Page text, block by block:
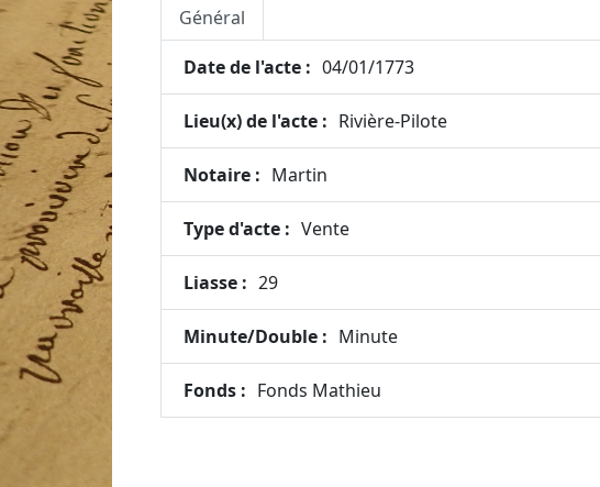
Général
Date de l'acte : 04/01/1773
Lieu(x) de l'acte : Rivière-Pilote
Notaire : Martin
Type d'acte : Vente
Liasse : 29
Minute/Double : Minute
Fonds : Fonds Mathieu